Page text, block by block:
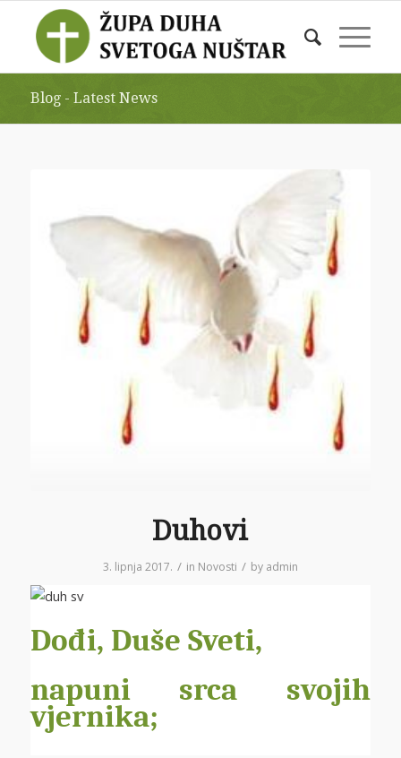
Blog - Latest News
Duhovi
3. lipnja 2017. / in Novosti / by admin
Dođi, Duše Sveti,
napuni srca svojih
vjernika;